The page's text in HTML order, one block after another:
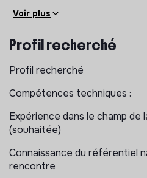
au service du lien familial
Sous la responsabilité de la
interviendrez au sein d'une
contribuez au bon
et des entretiens.3
1. Accompagnement clinique
situations
Conduire des entretiens
suivis avec les familles dans
présence d'un tiers
Voir plus
Profil recherché
Profil recherché
Compétences techniques :
Expérience dans le champ
(souhaitée)
Connaissance du référentiel
rencontre